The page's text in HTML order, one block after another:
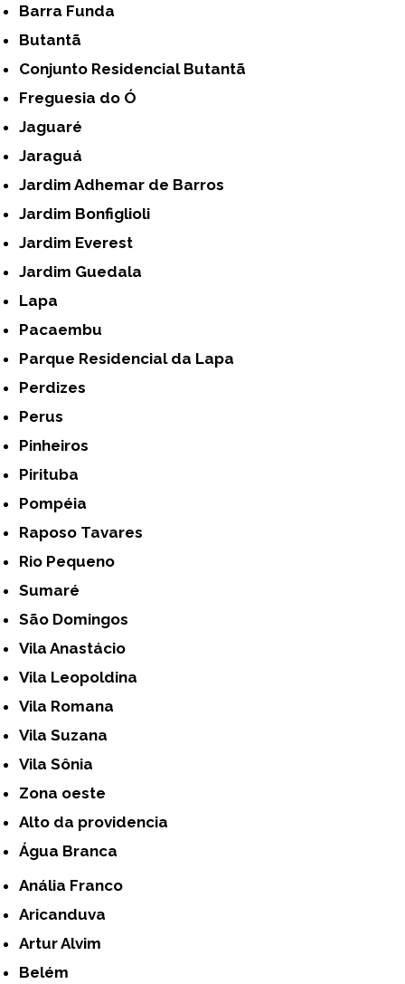
Barra Funda
Butantã
Conjunto Residencial Butantã
Freguesia do Ó
Jaguaré
Jaraguá
Jardim Adhemar de Barros
Jardim Bonfiglioli
Jardim Everest
Jardim Guedala
Lapa
Pacaembu
Parque Residencial da Lapa
Perdizes
Perus
Pinheiros
Pirituba
Pompéia
Raposo Tavares
Rio Pequeno
Sumaré
São Domingos
Vila Anastácio
Vila Leopoldina
Vila Romana
Vila Suzana
Vila Sônia
Zona oeste
alto da providencia
Água Branca
Anália Franco
Aricanduva
Artur Alvim
Belém